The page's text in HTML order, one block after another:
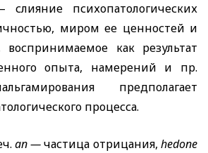
психопатологических
миром ее ценностей и
воспринимаемое как результат
опыта, намерений и пр.
предполагает
процесса.
an—частица отрицания,hedone